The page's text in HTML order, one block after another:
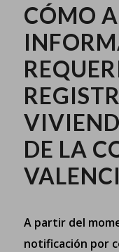
CÓMO
DE LA
A partir del
notificación por